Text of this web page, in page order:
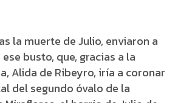
la muerte de Julio, enviaron a
busto, que, gracias a la
Alida de Ribeyro, iría a coronar
del segundo óvalo de la